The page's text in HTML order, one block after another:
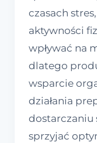
czasach
aktywności
wpływać na
dlatego
wsparcie
działania
dostarczaniu
sprzyjać